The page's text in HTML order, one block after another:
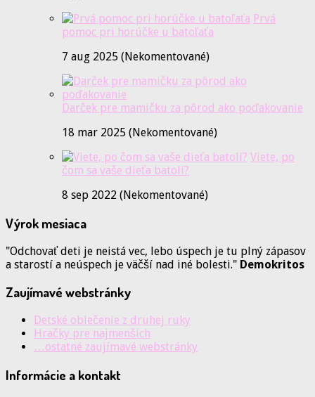
Prvá
pomoc pri horúčke u batoľaťa
7 aug 2025 (Nekomentované)
Darček pre mamičku za pôrod ako poďakovanie
18 mar 2025 (Nekomentované)
Viete, po
čom sa vaše dieťa batolí?
8 sep 2022 (Nekomentované)
Výrok mesiaca
"Odchovať deti je neistá vec, lebo úspech je tu plný zápasov
a starostí a neúspech je väčší nad iné bolesti." Demokritos
Zaujímavé webstránky
Detské oblečenie z druhej ruky
Hračky pre najmenších
…ostatné zaujímavé webstránky
Informácie a kontakt